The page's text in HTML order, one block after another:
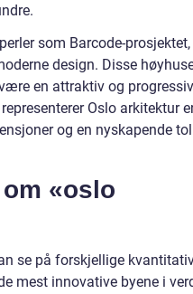
som Barcode-
design. Disse
en attraktiv og
Oslo arkitektur
og en nyskapende
«oslo
se på forskjellige
mest innovative byene i